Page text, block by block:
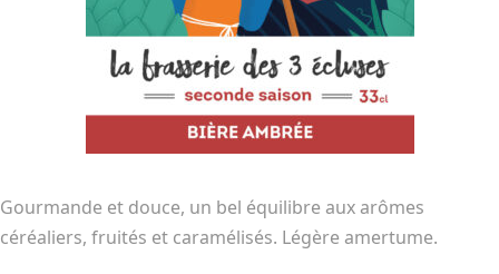
Gourmande et douce, un bel équilibre aux arômes
céréaliers, fruités et caramélisés. Légère amertume.